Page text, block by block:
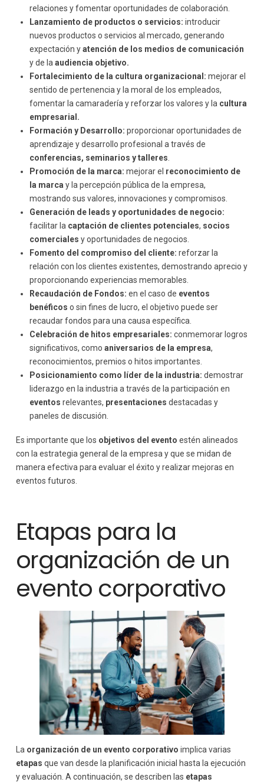
relaciones y fomentar oportunidades de colaboración.
Lanzamiento de productos o servicios:introducir
nuevos productos o servicios al mercado, generando
expectación yatención de los medios de comunicación
y de laaudiencia objetivo.
Fortalecimiento de la cultura organizacional:mejorar el
sentido de pertenencia y la moral de los empleados,
fomentar la camaradería y reforzar los valores y la cultura
empresarial.
Formación y Desarrollo:proporcionar oportunidades de
aprendizaje y desarrollo profesional a través de
conferencias, seminarios y talleres
Promoción de la marca:mejorar el reconocimiento de
la marca y la percepción pública de la empresa,
mostrando sus valores, innovaciones y compromisos.
Generación de leads y oportunidades de negocio:
facilitar la captación de clientes potenciales, socios
comerciales y oportunidades de negocios.
Fomento del compromiso del cliente:reforzar la
relación con los clientes existentes, demostrando aprecio y
proporcionando experiencias memorables.
Recaudación de Fondos:en el caso de eventos
benéficoso sin fines de lucro, el objetivo puede ser
recaudar fondos para una causa específica.
Celebración de hitos empresariales:conmemorar logros
significativos, comoaniversarios de la empresa,
reconocimientos, premios o hitos importantes.
Posicionamiento como líder de la industria:demostrar
liderazgo en la industria a través de la participación en
eventosrelevantes, presentacionesdestacadas y
paneles de discusión.
Es importante que los objetivos del evento estén alineados
con la estrategia general de la empresa y que se midan de
manera efectiva para evaluar el éxito y realizar mejoras en
eventos futuros.
Etapas para la
organización de un
evento corporativo
La organización de un evento corporativo implica varias
etapas que van desde la planificación inicial hasta la ejecución
y evaluación. A continuación, se describen las etapas